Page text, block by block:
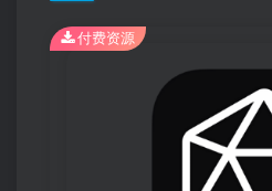
付费资源